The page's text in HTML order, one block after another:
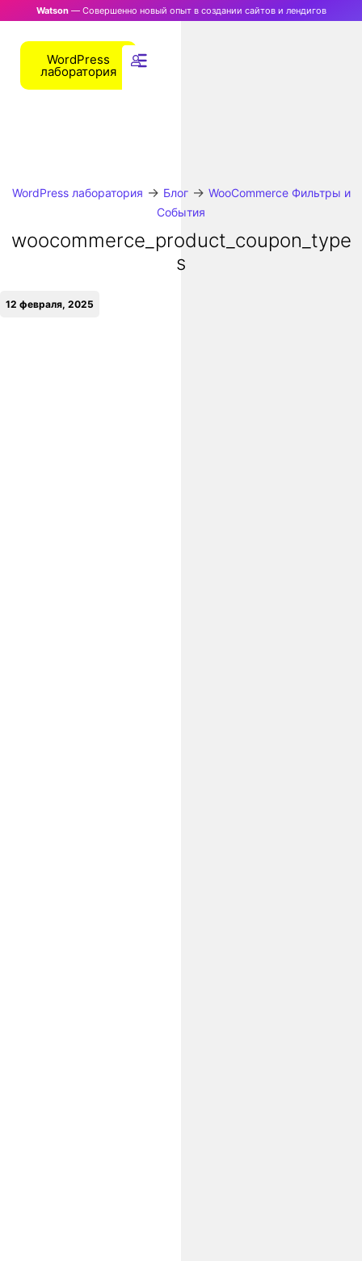
Watson— Совершенно новый опыт в создании сайтов и лендигов
WordPress
лаборатория
WordPress лаборатория → Блог→ WooCommerce Фильтры и
События
woocommerce_product_coupon_type
s
12 февраля, 2025